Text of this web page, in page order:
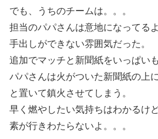
でも、うちのチームは。。。
担当のパパさんは意地になってる
手出しができない雰囲気だった。
追加でマッチと新聞紙をいっぱい
パパさんは火がついた新聞紙の上
と置いて鎮火させてしまう。
早く燃やしたい気持ちはわかるけ
素が行きわたらないよ。。。